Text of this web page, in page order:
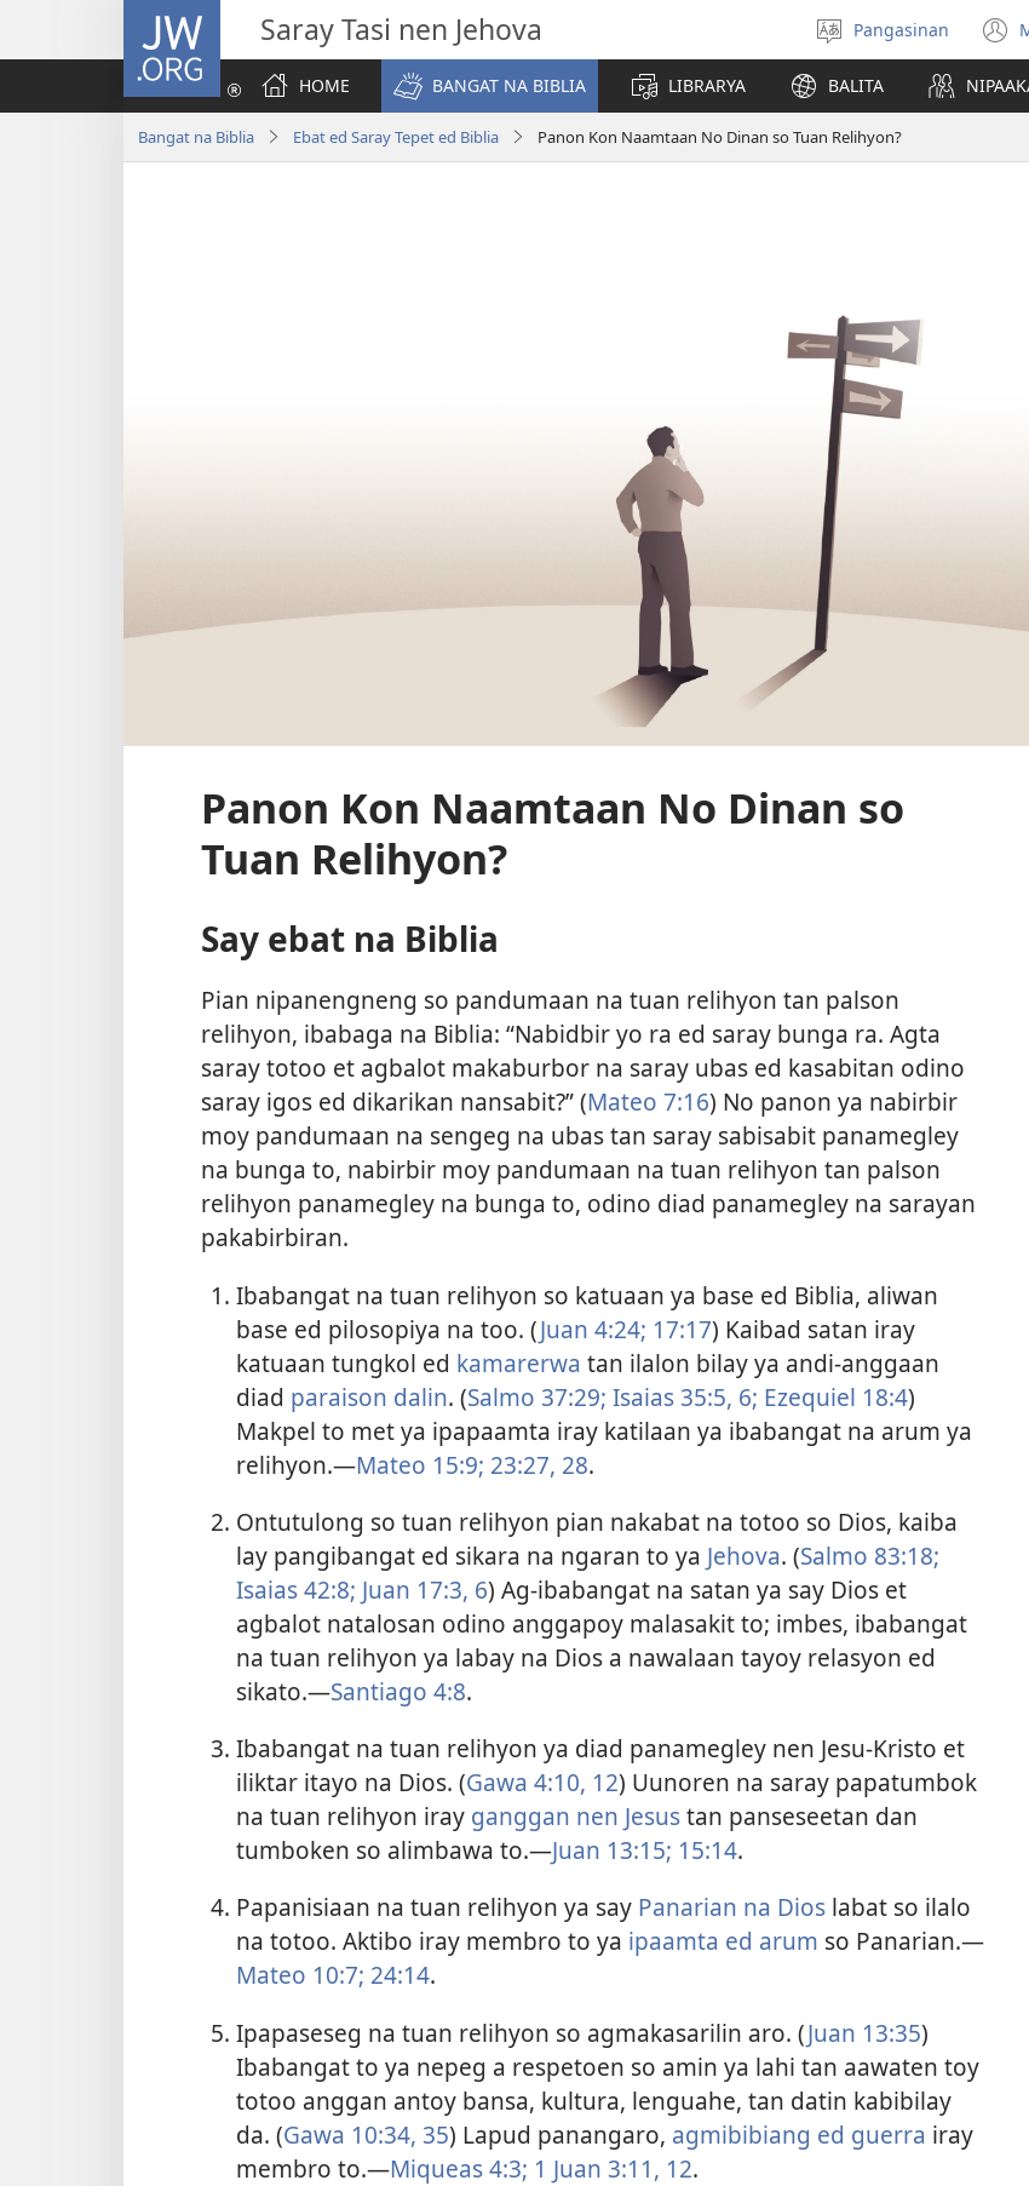
JW.ORG Saray Tasi nen Jehova
Manpili
na
Lenguahe
Pangasinan
HOME
BANGAT NA BIBLIA LIBRARYA BALITA
Bangat na Biblia Ebat ed Saray Tepet ed Biblia Panon Kon Naamtaan No Dinan so Tuan Relihyon?
Panon Kon Naamtaan No Dinan so
Tuan Relihyon?
Say ebat na Biblia
Pian nipanengneng so pandumaan na tuan relihyon tan palson
relihyon, ibabaga na Biblia: “Nabidbir yo ra ed saray bunga ra. Agta
saray totoo et agbalot makaburbor na saray ubas ed kasabitan odino
saray igos ed dikarikan nansabit?” (Mateo 7:16) No panon ya nabirbir
moy pandumaan na sengeg na ubas tan saray sabisabit panamegley
na bunga to, nabirbir moy pandumaan na tuan relihyon tan palson
relihyon panamegley na bunga to, odino diad panamegley na sarayan
pakabirbiran.
Ibabangat na tuan relihyon so katuaan ya base ed Biblia, aliwan
base ed pilosopiya na too. (Juan 4:24; 17:17) Kaibad satan iray
katuaan tungkol ed kamarerwa tan ilalon bilay ya andi-anggaan
diad paraison dalin. (Salmo 37:29; Isaias 35:5, 6; Ezequiel 18:4)
Makpel to met ya ipapaamta iray katilaan ya ibabangat na arum ya
relihyon.​—Mateo 15:9; 23:27, 28.
Ontutulong so tuan relihyon pian nakabat na totoo so Dios, kaiba
lay pangibangat ed sikara na ngaran to ya Jehova. (Salmo 83:18;
Isaias 42:8; Juan 17:3, 6) Ag-ibabangat na satan ya say Dios et
agbalot natalosan odino anggapoy malasakit to; imbes, ibabangat
na tuan relihyon ya labay na Dios a nawalaan tayoy relasyon ed
sikato.​—Santiago 4:8.
Ibabangat na tuan relihyon ya diad panamegley nen Jesu-Kristo et
iliktar itayo na Dios. (Gawa 4:10, 12) Uunoren na saray papatumbok
na tuan relihyon iray ganggan nen Jesustan panseseetan dan
tumboken so alimbawa to.​—Juan 13:15; 15:14.
Papanisiaan na tuan relihyon ya say Panarian na Dioslabat so ilalo
na totoo. Aktibo iray membro to ya ipaamta ed arum so Panarian.​—
Mateo 10:7; 24:14.
Ipapaseseg na tuan relihyon so agmakasarilin aro. (Juan 13:35)
Ibabangat to ya nepeg a respetoen so amin ya lahi tan aawaten toy
totoo anggan antoy bansa, kultura, lenguahe, tan datin kabibilay
da. (Gawa 10:34, 35) Lapud panangaro, agmibibiang ed guerra iray
membro to.​—Miqueas 4:3; 1 Juan 3:11, 12.